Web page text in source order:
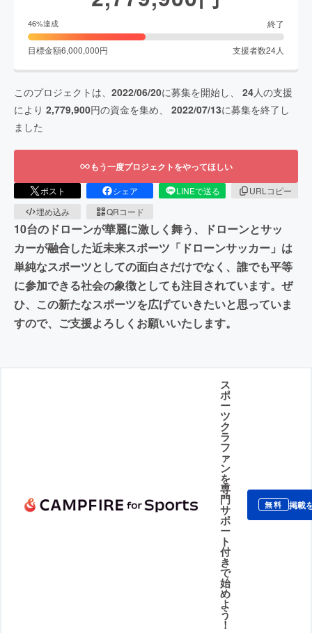
46%達成 終了
目標金額6,000,000円 支援者数24人
このプロジェクトは、 2022/06/20に募集を開始し、 24人の支援
により 2,779,900円の資金を集め、 2022/07/13に募集を終了し
ました
もう一度プロジェクトをやってほしい
ポスト シェア LINEで送る
URLコピー
埋め込み
QRコード
10台のドローンが華麗に激しく舞う、ドローンとサッ
カーが融合した近未来スポーツ「ドローンサッカー」は
単純なスポーツとしての面白さだけでなく、誰でも平等
に参加できる社会の象徴としても注目されています。ぜ
ひ、この新たなスポーツを広げていきたいと思っていま
すので、ご支援よろしくお願いいたします。
ス
ポ
ー
ツ
ク
ラ
フ
ァ
ン
を
専
門
サ
ポ
ー
ト
付
き
で
始
め
よ
う
！
無料 掲載